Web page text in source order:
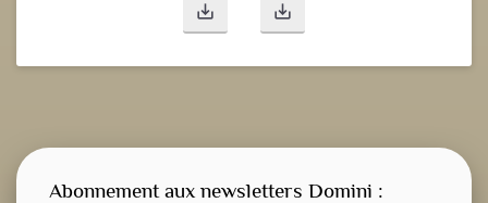
save_alt save_alt
Abonnement aux newsletters Domini :